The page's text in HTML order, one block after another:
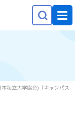
私立大学協会)「キャンパス